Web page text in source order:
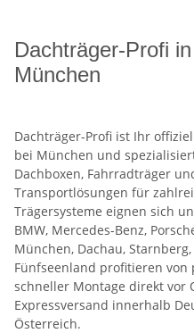
Dachträger-Profi
München
Dachträger-Profi ist Ihr
bei München und
Dachboxen, Fahrradträger
Transportlösungen für
Trägersysteme eignen sich
BMW, Mercedes-Benz,
München, Dachau,
Fünfseenland profitieren von
schneller Montage direkt vor
Expressversand innerhalb
Österreich.